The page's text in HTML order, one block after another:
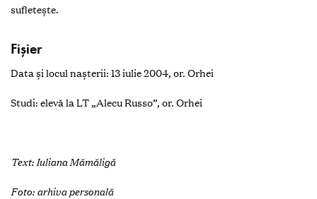
sufletește.
Fişier
Data şi locul naşterii: 13 iulie 2004, or. Orhei
Studi: elevă la LT „Alecu Russo”, or. Orhei
Text: Iuliana Mămăligă
Foto: arhiva personală